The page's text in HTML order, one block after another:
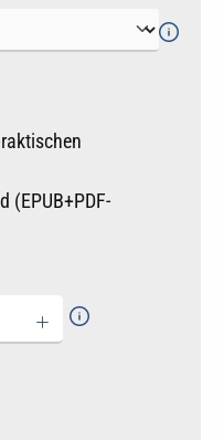
(EPUB+PDF-